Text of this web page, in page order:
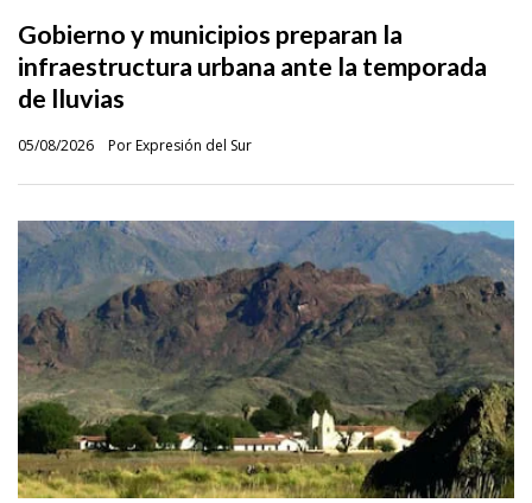
Gobierno y municipios preparan la
infraestructura urbana ante la temporada
de lluvias
Por Expresión del Sur
05/08/2026